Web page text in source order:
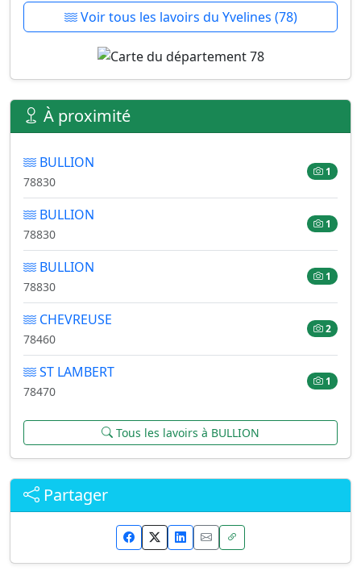
Voir tous les lavoirs du Yvelines (78)
À proximité
BULLION
78830
1
BULLION
78830
1
BULLION
78830
1
CHEVREUSE
78460
2
ST LAMBERT
78470
1
Tous les lavoirs à BULLION
Partager